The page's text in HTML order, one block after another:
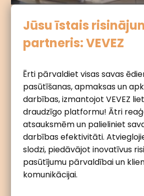
Jūsu īstais
partneris: VEVEZ
Ērti pārvaldiet visas savas
pasūtīšanas, apmaksas un
darbības, izmantojot VEVEZ
draudzīgo platformu! Ātri
atsauksmēm un palieliniet
darbības efektivitāti.
slodzi, piedāvājot inovatīvus
pasūtījumu pārvaldībai un
komunikācijai.